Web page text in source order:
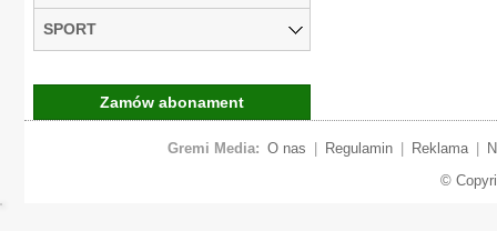
SPORT
Zamów abonament
Gremi Media: O nas Regulamin Reklama
©